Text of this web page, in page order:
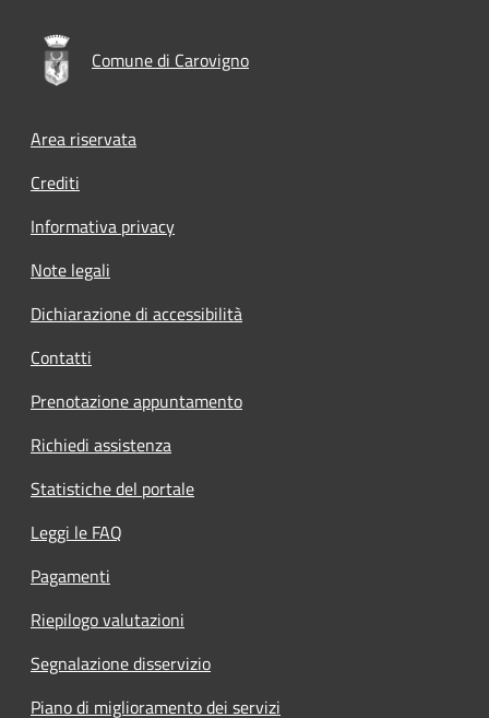
Comune di Carovigno
Footer menu
Area riservata
Crediti
Informativa privacy
Note legali
Dichiarazione di accessibilità
Contatti
Prenotazione appuntamento
Richiedi assistenza
Statistiche del portale
Leggi le FAQ
Pagamenti
Riepilogo valutazioni
Segnalazione disservizio
Piano di miglioramento dei servizi